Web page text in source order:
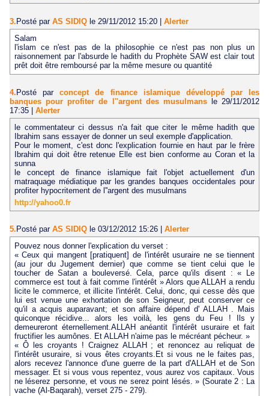
3. Posté par AS SIDIQ le 29/11/2012 15:20
Alerter
Salam
l'islam ce n'est pas de la philosophie ce n'est pas non plus un
raisonnement par l'absurde le hadith du Prophète SAW est clair tout
prêt doit être remboursé par la même mesure ou quantité
4.Posté parconcept de finance islamique développé par les
banques pour profiter de l''argent des musulmans le 29/11/2012
17:35 | Alerter
le commentateur ci dessus n'a fait que citer le même hadith que
Ibrahim sans essayer de donner un seul exemple d'application.
Pour le moment, c'est donc l'explication fournie en haut par le frère
Ibrahim qui doit être retenue Elle est bien conforme au Coran et la
sunna
le concept de finance islamique fait l'objet actuellement d'un
matraquage médiatique par les grandes banques occidentales pour
profiter hypocritement de l''argent des musulmans
http://yahoo0.fr
5. Posté par AS SIDIQ le 03/12/2012 15:26
Alerter
Pouvez nous donner l'explication du verset :
« Ceux qui mangent [pratiquent] de l'intérêt usuraire ne se tiennent
(au jour du Jugement dernier) que comme se tient celui que le
toucher de Satan a bouleversé. Cela, parce qu'ils disent : « Le
commerce est tout à fait comme l'intérêt » Alors que ALLAH a rendu
licite le commerce, et illicite l'intérêt. Celui, donc, qui cesse dès que
lui est venue une exhortation de son Seigneur, peut conserver ce
qu'il a acquis auparavant; et son affaire dépend d' ALLAH . Mais
quiconque récidive... alors les voilà, les gens du Feu ! Ils y
demeureront éternellement.ALLAH anéantit l'intérêt usuraire et fait
fructifier les aumônes. Et ALLAH n'aime pas le mécréant pécheur. »
« Ô les croyants ! Craignez ALLAH ; et renoncez au reliquat de
l'intérêt usuraire, si vous êtes croyants.Et si vous ne le faites pas,
alors recevez l'annonce d'une guerre de la part d'ALLAH et de Son
messager. Et si vous vous repentez, vous aurez vos capitaux. Vous
ne léserez personne, et vous ne serez point lésés. » (Sourate 2 : La
vache (Al-Baqarah), verset 275 - 279).